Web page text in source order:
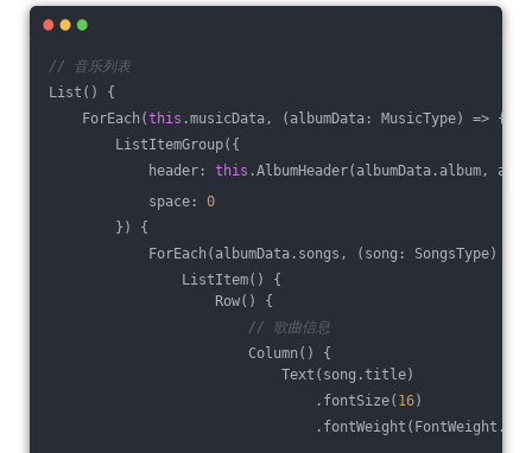
// 音乐列表
List() {
ForEach(this .musicData, ( albumData: MusicType) => {
ListItemGroup({
header: this .AlbumHeader(albumData.album,
space: 0
}) {
ForEach(albumData.songs,
( song: SongsType) =>
ListItem() {
Row() {
// 歌曲信息
Column() {
Text(song.title)
.fontSize( 16)